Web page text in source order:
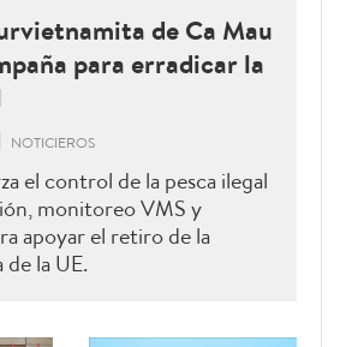
de Ca Mau
para erradicar la
NOTICIEROS
el control de la pesca ilegal
monitoreo VMS y
apoyar el retiro de la
la UE.